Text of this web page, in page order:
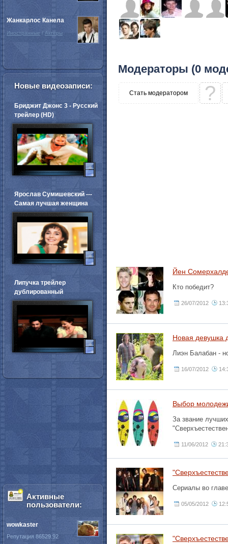
Модераторы (0
Стать модератором ?
Йен
Кто победит?
26/07/2012
Новая девушка
Лиэн Балабан -
16/07/2012
Выбор
За звание
11/06/2012
Сериалы во
05/05/2012
Жанкарлос Канела
Иностранные / Актёры
Новые видеозаписи:
Бриджит Джонс 3 - Русский
трейлер (HD)
Ярослав Сумишевский ---
Самая лучшая женщина
Липучка трейлер
дублированный
Активные
пользователи:
wowkaster
Репутация 86529.92